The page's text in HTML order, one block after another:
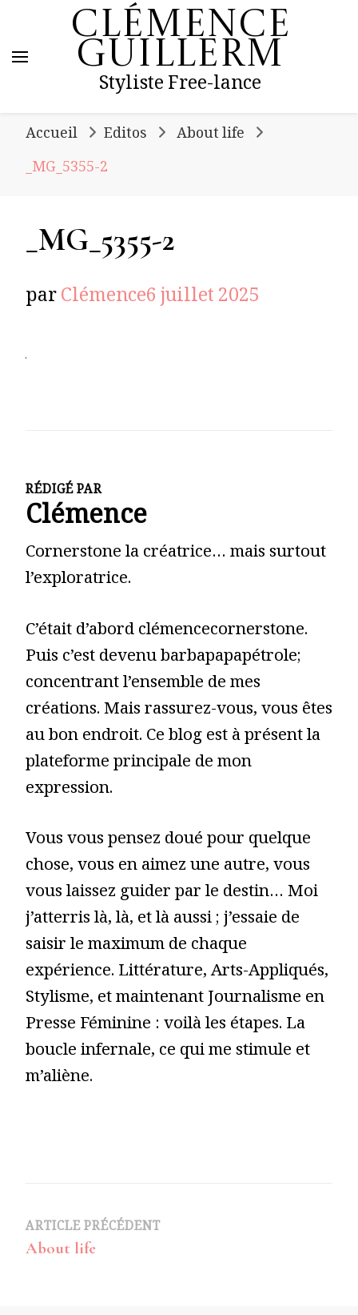
Clémence
Guillerm
Styliste Free-lance
Accueil Editos
About life
_MG_5355-2
_MG_5355-2
parClémence6 juillet 2025
RÉDIGÉ PAR
Clémence
Cornerstone la créatrice… mais surtout
l’exploratrice.
C’était d’abord clémencecornerstone.
Puis c’est devenu barbapapapétrole;
concentrant l’ensemble de mes
créations. Mais rassurez-vous, vous êtes
au bon endroit. Ce blog est à présent la
plateforme principale de mon
expression.
Vous vous pensez doué pour quelque
chose, vous en aimez une autre, vous
vous laissez guider par le destin… Moi
j’atterris là, là, et là aussi ; j’essaie de
saisir le maximum de chaque
expérience. Littérature, Arts-Appliqués,
Stylisme, et maintenant Journalisme en
Presse Féminine : voilà les étapes. La
boucle infernale, ce qui me stimule et
m’aliène.
Navigation
d’article
ARTICLE PRÉCÉDENT
About life